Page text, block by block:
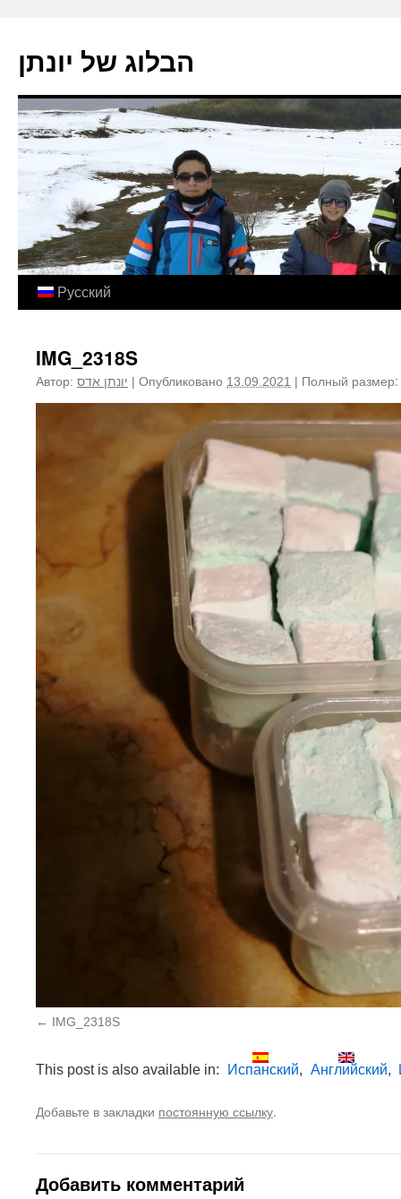
הבלוג של יונתן
Перейти
содержимому
Русский
IMG_2318S
Автор: יונתן אדס | Опубликовано 13.09.2021 | Полный размер:
IMG_2318S
This post is also available in: Испанский Английский
Добавьте в закладки постоянную ссылку.
Добавить комментарий